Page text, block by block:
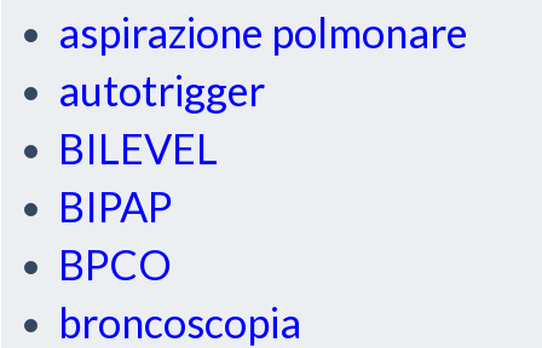
aspirazione polmonare
autotrigger
BILEVEL
BIPAP
BPCO
broncoscopia